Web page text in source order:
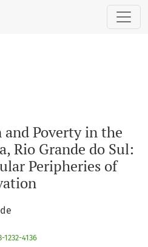
in the City of Santa Maria,
Poverty in the
Rio Grande do Sul:
Peripheries of
4136